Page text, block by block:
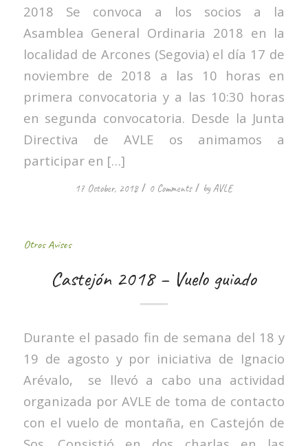
2018 Se convoca a los socios a la
Asamblea General Ordinaria 2018 en la
localidad de Arcones (Segovia) el día 17 de
noviembre de 2018 a las 10 horas en
primera convocatoria y a las 10:30 horas
en segunda convocatoria. Desde la Junta
Directiva de AVLE os animamos a
participar en […]
17 October, 2018 / 0 Comments / byAVLE
Otros Avisos
Castejón 2018 – Vuelo guiado
Durante el pasado fin de semana del 18 y
19 de agosto y por iniciativa de Ignacio
Arévalo, se llevó a cabo una actividad
organizada por AVLE de toma de contacto
con el vuelo de montaña, en Castejón de